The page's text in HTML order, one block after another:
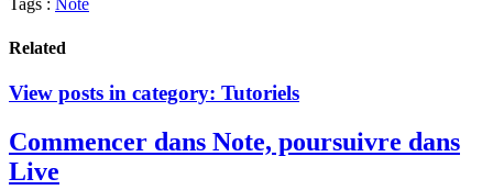
Tags : Note
Related
View posts in category: Tutoriels
Commencer dans Note, poursuivre dans
Live